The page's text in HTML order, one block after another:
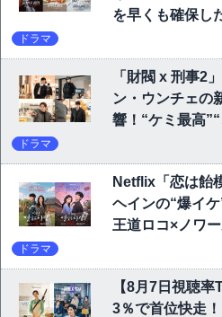
を早くも確保し
ドラマ
「財閥 x 刑事2
ン・ウンチェの
響！“ケミ最高
ドラマ
Netflix「恋は飴
ヘインの“爆イ
王道ロコ×ノワ
ドラマ
【8月7日視聴
3％で首位快走